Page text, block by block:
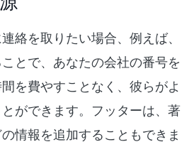
絡を取りたい場合、例えば、
とで、あなたの会社の番号を
を費やすことなく、彼らがよ
ができます。フッターは、著
情報を追加することもできま